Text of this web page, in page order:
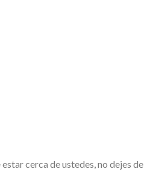
cerca de ustedes, no dejes de